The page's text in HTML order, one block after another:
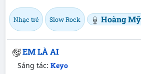
Nhạc trẻ Slow Rock Hoàng
EM LÀ AI
Sáng tác: Keyo